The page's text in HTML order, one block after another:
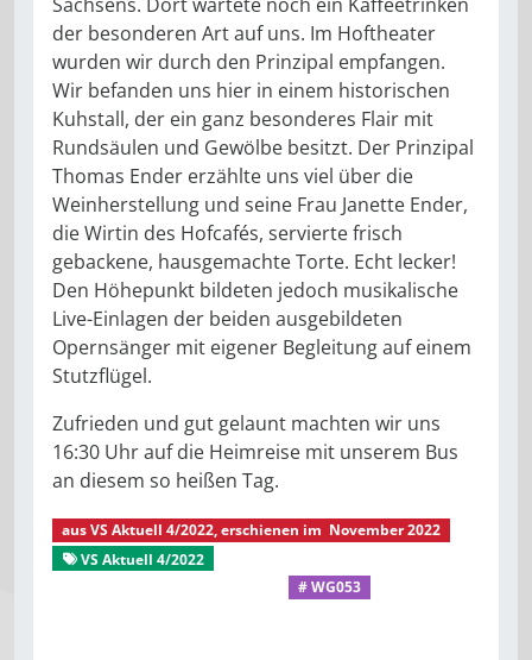
der besonderen Art auf uns. Im Hoftheater
wurden wir durch den Prinzipal empfangen.
Wir befanden uns hier in einem historischen
Kuhstall, der ein ganz besonderes Flair mit
Rundsäulen und Gewölbe besitzt. Der Prinzipal
Thomas Ender erzählte uns viel über die
Weinherstellung und seine Frau Janette Ender,
die Wirtin des Hofcafés, servierte frisch
gebackene, hausgemachte Torte. Echt lecker!
Den Höhepunkt bildeten jedoch musikalische
Live-Einlagen der beiden ausgebildeten
Opernsänger mit eigener Begleitung auf einem
Stutzflügel.
Zufrieden und gut gelaunt machten wir uns
16:30 Uhr auf die Heimreise mit unserem Bus
an diesem so heißen Tag.
ausVS Aktuell 4/2022, erschienen im November 2022
VS Aktuell 4/2022
# WG053